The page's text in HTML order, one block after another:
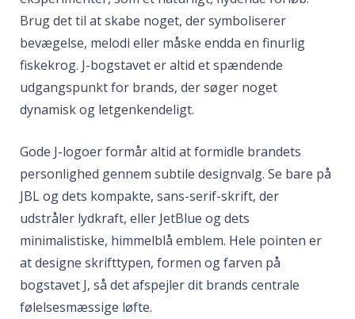
Brug det til at skabe noget, der symboliserer
bevægelse, melodi eller måske endda en finurlig
fiskekrog. J-bogstavet er altid et spændende
udgangspunkt for brands, der søger noget
dynamisk og letgenkendeligt.
Gode J-logoer formår altid at formidle brandets
personlighed gennem subtile designvalg. Se bare på
JBL og dets kompakte, sans-serif-skrift, der
udstråler lydkraft, eller JetBlue og dets
minimalistiske, himmelblå emblem. Hele pointen er
at designe skrifttypen, formen og farven på
bogstavet J, så det afspejler dit brands centrale
følelsesmæssige løfte.